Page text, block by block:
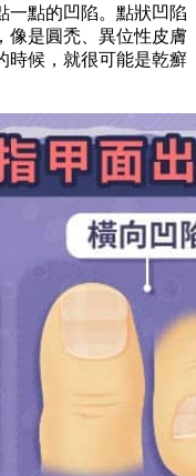
一點的凹陷。點狀凹陷
像是圓禿、異位性皮膚
時候，就很可能是乾癬